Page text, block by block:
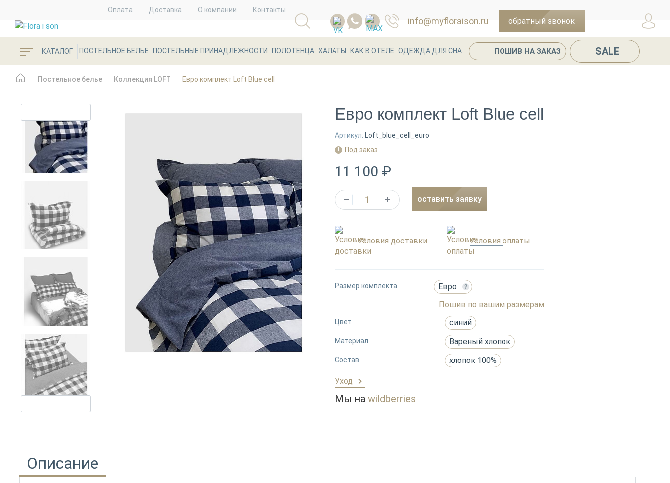
Оплата Доставка О компании Контакты
info@myfloraison.ru обратный звонок
КАТАЛОГ ПОСТЕЛЬНОЕ БЕЛЬЕ ПОСТЕЛЬНЫЕ ПРИНАДЛЕЖНОСТИ ПОЛОТЕНЦА ХАЛАТЫ КАК В ОТЕЛЕ ОДЕЖДА ДЛЯ СНА ПОШИВ НА ЗАКАЗ SALE
Постельное белье Коллекция LOFT Евро комплект Loft Blue cell
Евро комплект Loft Blue cell
Артикул: Loft_blue_cell_euro
Под заказ
11 100 ₽
оставить заявку
Условия доставки Условия оплаты
Размер комплекта Евро ?
Пошив по вашим размерам
Цвет синий
Материал Вареный хлопок
Состав хлопок 100%
Уход
Мы на wildberries
Описание